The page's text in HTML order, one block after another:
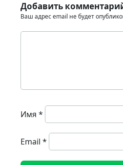
Добавить
Ваш адрес email не будет
Имя *
Email *